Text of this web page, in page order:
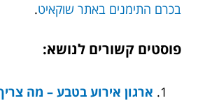
בכרם התימנים באתר שוקאיט.
פוסטים קשורים לנושא:
ארגון אירוע בטבע – מה